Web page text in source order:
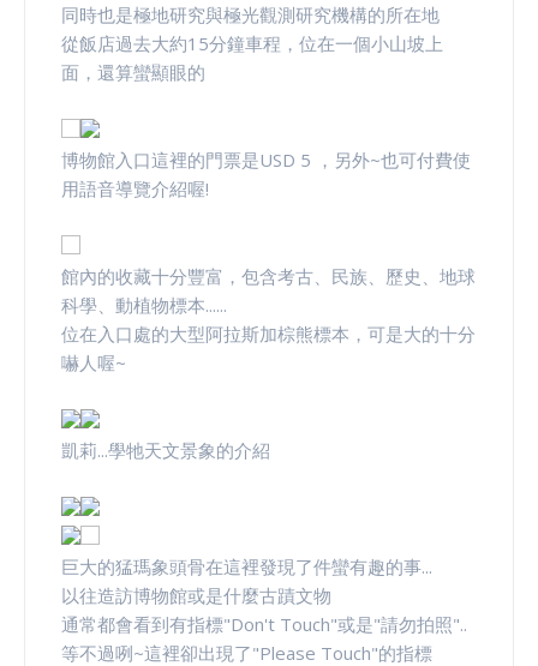
同時也是極地研究與極光觀測研究機構的所在地
從飯店過去大約15分鐘車程，位在一個小山坡上
面，還算蠻顯眼的
博物館入口這裡的門票是USD 5 ，另外~也可付費使
用語音導覽介紹喔!
館內的收藏十分豐富，包含考古、民族、歷史、地球
科學、動植物標本......
位在入口處的大型阿拉斯加棕熊標本，可是大的十分
嚇人喔~
凱莉...學牠天文景象的介紹
巨大的猛瑪象頭骨在這裡發現了件蠻有趣的事...
以往造訪博物館或是什麼古蹟文物
通常都會看到有指標"Don't Touch"或是"請勿拍照"..
等不過咧~這裡卻出現了"Please Touch"的指標